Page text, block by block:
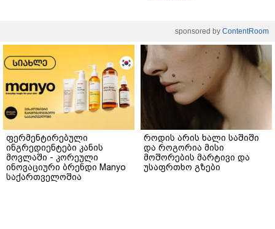
sponsored by ContentRoom
ფერმენტირებული
ინგრედიენტები კანის
მოვლაში - კორეული
ინოვაციური ბრენდი Manyo
საქართველოშია
როდის არის ხალი საშიში
და როგორია მისი
მოშორების მარტივი და
უსაფრთხო გზები